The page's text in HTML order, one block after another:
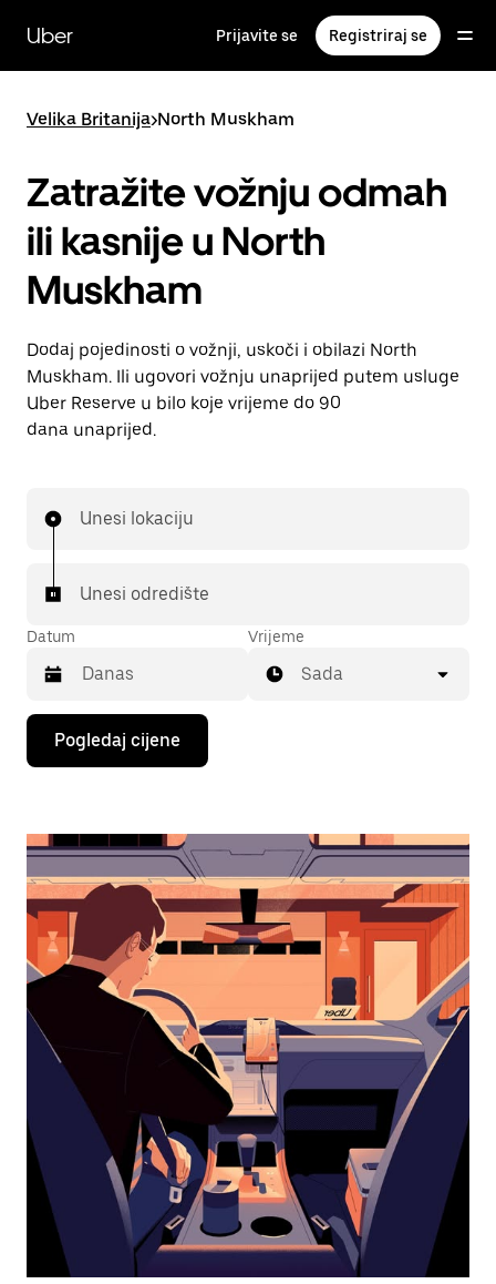
glavni
sadržaj
Uber Prijavite se Registriraj se
Velika Britanija>North Muskham
Zatražite vožnju odmah
ili kasnije u North
Muskham
Dodaj pojedinosti o vožnji, uskoči i obilazi North
Muskham. Ili ugovori vožnju unaprijed putem usluge
Uber Reserve u bilo koje vrijeme do 90
dana unaprijed.
Unesi lokaciju
Unesi odredište
Datum
Pritisni
tipku
sa
za
s
kalendarom
odaberi
datum.
Pritisni
tipku
escape
zatvaranje
kalendara.
Vrijeme
Sada
Pogledaj cijene